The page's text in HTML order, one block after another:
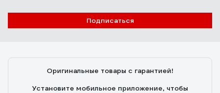
Подписаться
Оригинальные товары с гарантией!
Установите мобильное приложение, чтобы